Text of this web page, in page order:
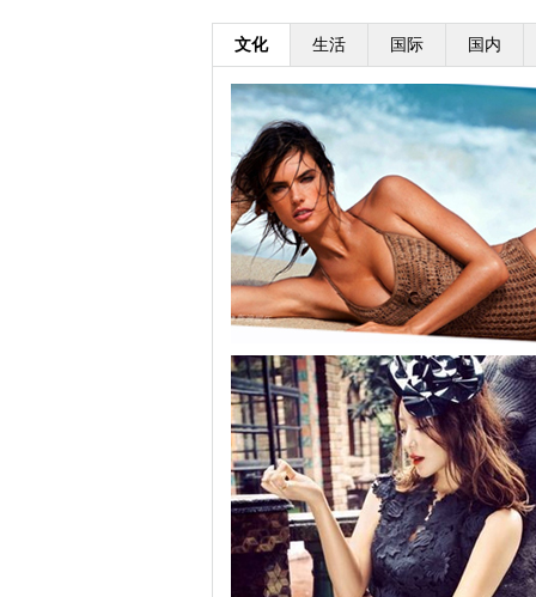
文化 生活 国际 国内
超模安布罗休沙滩诱惑 镂空泳衣秀S形